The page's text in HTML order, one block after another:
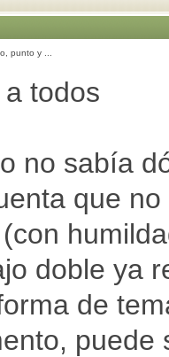
punto y ...
todos
no sabía
que
doble ya
de
puede